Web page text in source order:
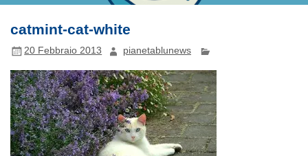
catmint-cat-white
20 Febbraio 2013 pianetablunews